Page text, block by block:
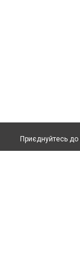
Приєднуйтесь до